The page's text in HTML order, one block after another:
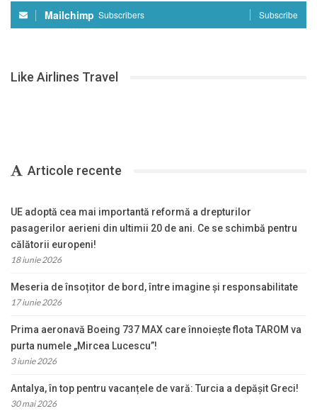
Mailchimp Subscribers Subscribe
Like Airlines Travel
Articole recente
UE adoptă cea mai importantă reformă a drepturilor
pasagerilor aerieni din ultimii 20 de ani. Ce se schimbă pentru
călătorii europeni!
18 iunie 2026
Meseria de însoțitor de bord, între imagine și responsabilitate
17 iunie 2026
Prima aeronavă Boeing 737 MAX care înnoiește flota TAROM va
purta numele „Mircea Lucescu”!
3 iunie 2026
Antalya, în top pentru vacanțele de vară: Turcia a depășit Greci!
30 mai 2026